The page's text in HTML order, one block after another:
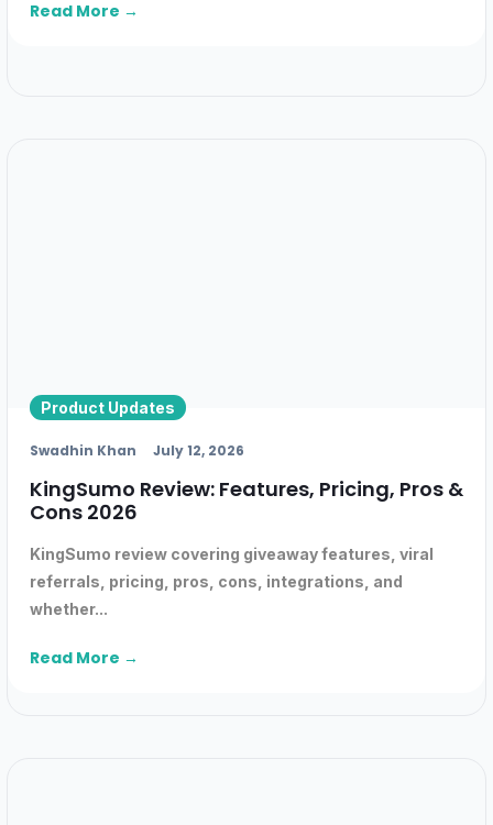
Read More →
Product Updates
Swadhin Khan July 12, 2026
KingSumo Review: Features, Pricing, Pros &
Cons 2026
KingSumo review covering giveaway features, viral
referrals, pricing, pros, cons, integrations, and
whether...
Read More →